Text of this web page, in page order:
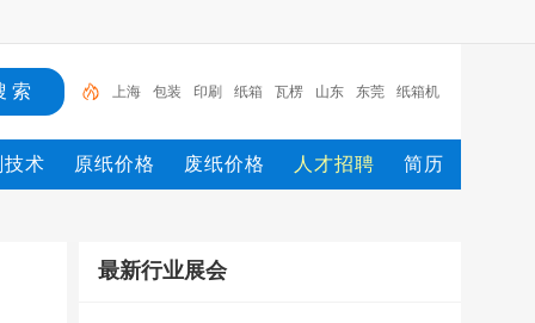
上海 包装 印刷 纸箱 瓦楞 山东 东莞 纸箱机
械 苏州 公司
技术 原纸价格 废纸价格 人才招聘 简历
最新行业展会